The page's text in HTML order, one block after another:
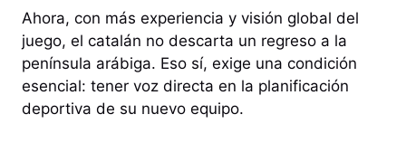
Ahora, con más experiencia y visión global del
juego, el catalán no descarta un regreso a la
península arábiga. Eso sí, exige una condición
esencial: tener voz directa en la planificación
deportiva de su nuevo equipo.